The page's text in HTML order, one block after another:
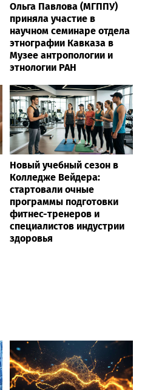
Ольга Павлова (МГППУ)
приняла участие в
научном семинаре отдела
этнографии Кавказа в
Музее антропологии и
этнологии РАН
Новый учебный сезон в
Колледже Вейдера:
стартовали очные
программы подготовки
фитнес-тренеров и
специалистов индустрии
здоровья